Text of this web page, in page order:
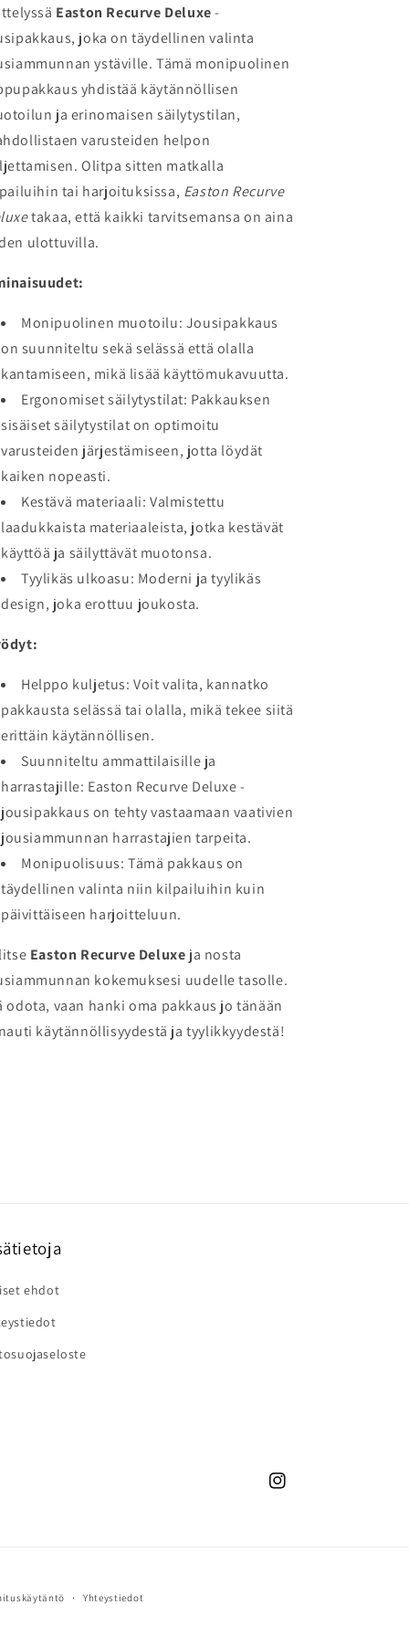
Easton Recurve Deluxe-
joka on täydellinen valinta
ystäville. Tämä monipuolinen
yhdistää käytännöllisen
ja erinomaisen säilytystilan,
varusteiden helpon
Olitpa sitten matkalla
tai harjoituksissa, Easton Recurve
takaa, että kaikki tarvitsemansa on aina
ulottuvilla.
Monipuolinen muotoilu: Jousipakkaus
on suunniteltu sekä selässä että olalla
kantamiseen, mikä lisää käyttömukavuutta.
Ergonomiset säilytystilat: Pakkauksen
sisäiset säilytystilat on optimoitu
varusteiden järjestämiseen, jotta löydät
kaiken nopeasti.
Kestävä materiaali: Valmistettu
laadukkaista materiaaleista, jotka kestävät
käyttöä ja säilyttävät muotonsa.
Tyylikäs ulkoasu: Moderni ja tyylikäs
design, joka erottuu joukosta.
Helppo kuljetus: Voit valita, kannatko
pakkausta selässä tai olalla, mikä tekee siitä
erittäin käytännöllisen.
Suunniteltu ammattilaisille ja
harrastajille: Easton Recurve Deluxe -
jousipakkaus on tehty vastaamaan vaativien
jousiammunnan harrastajien tarpeita.
Monipuolisuus: Tämä pakkaus on
täydellinen valinta niin kilpailuihin kuin
päivittäiseen harjoitteluun.
Easton Recurve Deluxe ja nosta
kokemuksesi uudelle tasolle.
odota, vaan hanki oma pakkaus jo tänään
käytännöllisyydestä ja tyylikkyydestä!
ehdot
Instagram
Yhteystiedot